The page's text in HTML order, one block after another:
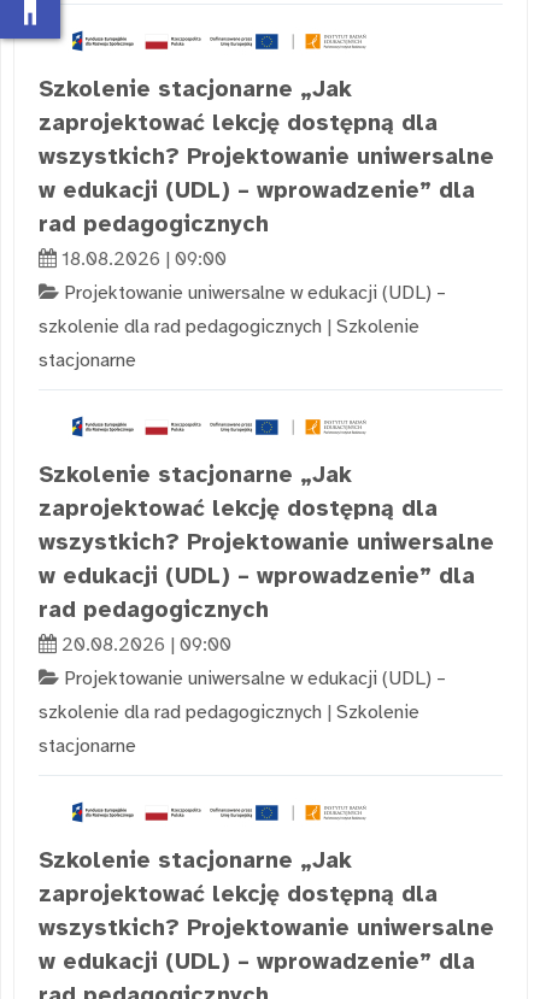
Szkolenie stacjonarne „Jak
zaprojektować lekcję dostępną dla
wszystkich? Projektowanie uniwersalne
w edukacji (UDL) – wprowadzenie” dla
rad pedagogicznych
18.08.2026 | 09:00
Projektowanie uniwersalne w edukacji (UDL) –
szkolenie dla rad pedagogicznych | Szkolenie
stacjonarne
Szkolenie stacjonarne „Jak
zaprojektować lekcję dostępną dla
wszystkich? Projektowanie uniwersalne
w edukacji (UDL) – wprowadzenie” dla
rad pedagogicznych
20.08.2026 | 09:00
Projektowanie uniwersalne w edukacji (UDL) –
szkolenie dla rad pedagogicznych | Szkolenie
stacjonarne
Szkolenie stacjonarne „Jak
zaprojektować lekcję dostępną dla
wszystkich? Projektowanie uniwersalne
w edukacji (UDL) – wprowadzenie” dla